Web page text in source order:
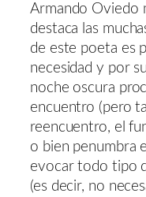
Armando Oviedo
destaca las
de este poeta es
necesidad y por
noche oscura
encuentro (pero
reencuentro, el
o bien penumbra
evocar todo tipo
(es decir, no